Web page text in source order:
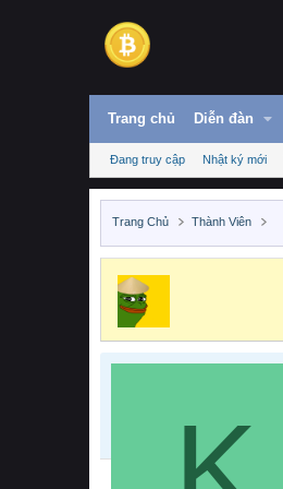
Trang chủ Diễn đàn
Đang truy cập Nhật ký mới
Trang Chủ Thành Viên